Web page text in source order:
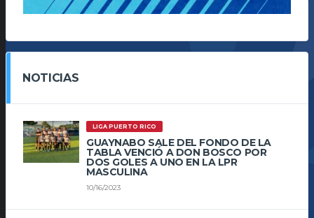
NOTICIAS
LIGA PUERTO RICO
GUAYNABO SALE DEL FONDO DE LA
TABLA VENCIÓ A DON BOSCO POR
DOS GOLES A UNO EN LA LPR
MASCULINA
10/16/2023